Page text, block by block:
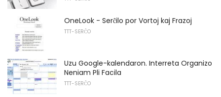
OneLook - Serĉilo por Vortoj kaj Frazoj
TTT-SERĈO
Uzu Google-kalendaron. Interreta Organizo
Neniam Pli Facila
TTT-SERĈO